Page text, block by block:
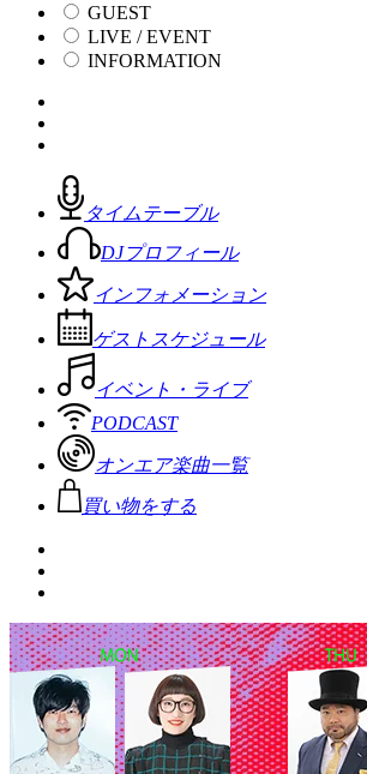
GUEST
LIVE / EVENT
INFORMATION
タイムテーブル
DJプロフィール
インフォメーション
ゲストスケジュール
イベント・ライブ
PODCAST
オンエア楽曲一覧
買い物をする